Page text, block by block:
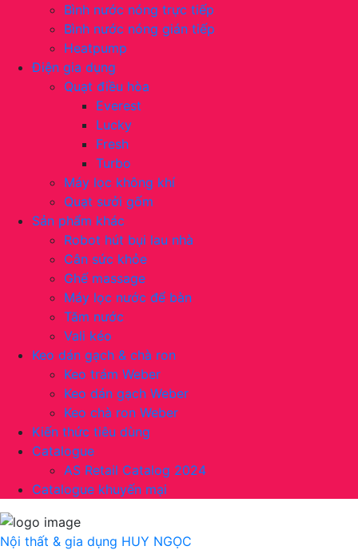
Bình nước nóng trực tiếp
Bình nước nóng gián tiếp
Heatpump
Điện gia dụng
Quạt điều hòa
Everest
Lucky
Fresh
Turbo
Máy lọc không khí
Quạt sưởi gốm
Sản phẩm khác
Robot hút bụi lau nhà
Cân sức khỏe
Ghế massage
Máy lọc nước để bàn
Tăm nước
Vali kéo
Keo dán gạch & chà ron
Keo trám Weber
Keo dán gạch Weber
Keo chà ron Weber
Kiến thức tiêu dùng
Catalogue
AS Retail Catalog 2024
Catalogue khuyến mại
Nội thất & gia dụng HUY NGỌC